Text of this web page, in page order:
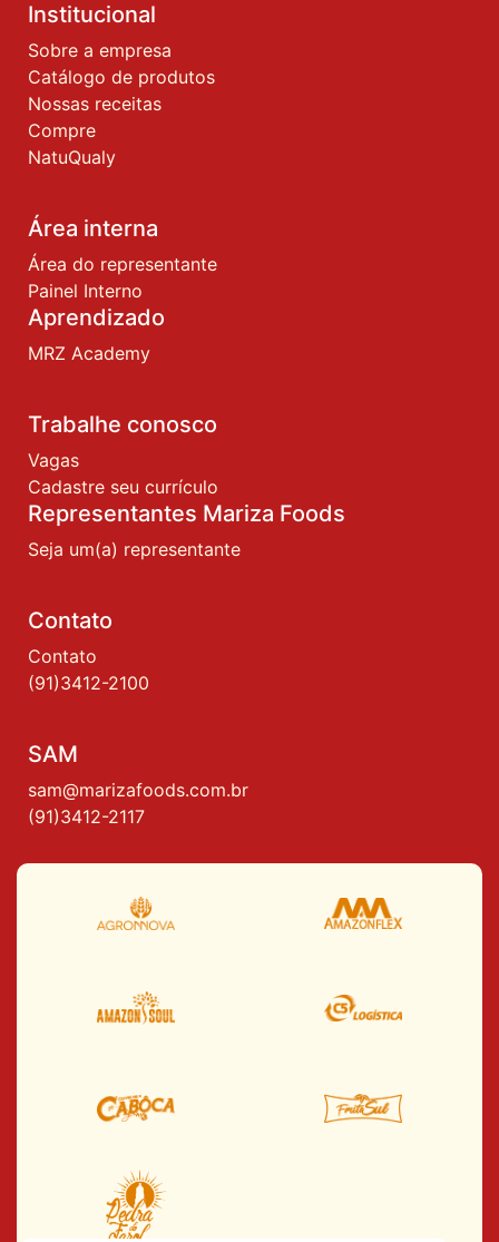
Institucional
Sobre a empresa
Catálogo de produtos
Nossas receitas
Compre
NatuQualy
Área interna
Área do representante
Painel Interno
Aprendizado
MRZ Academy
Trabalhe conosco
Vagas
Cadastre seu currículo
Representantes Mariza Foods
Seja um(a) representante
Contato
Contato
(91)3412-2100
SAM
sam@marizafoods.com.br
(91)3412-2117